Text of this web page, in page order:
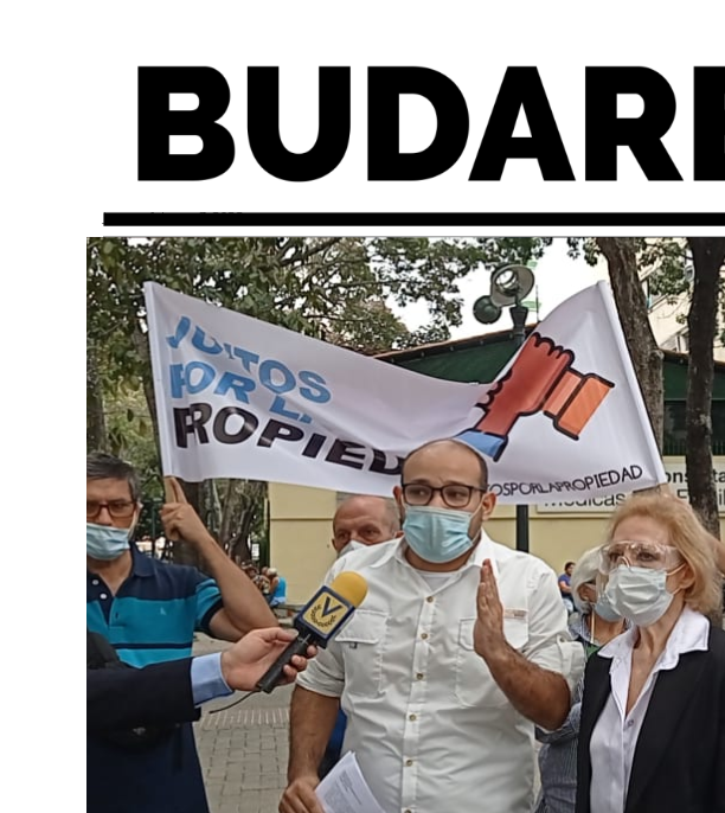
jueves, febrero 3, 2022